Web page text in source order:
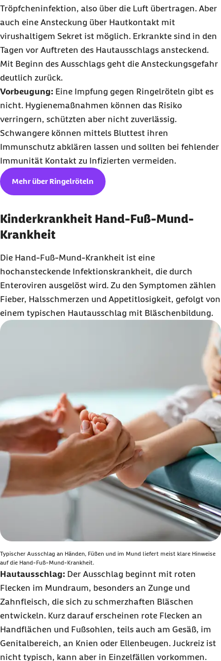
Tröpfcheninfektion, also über die Luft übertragen. Aber
auch eine Ansteckung über Hautkontakt mit
virushaltigem Sekret ist möglich. Erkrankte sind in den
Tagen vor Auftreten des Hautausschlags ansteckend.
Mit Beginn des Ausschlags geht die Ansteckungsgefahr
deutlich zurück.
Vorbeugung: Eine Impfung gegen Ringelröteln gibt es
nicht. Hygienemaßnahmen können das Risiko
verringern, schützten aber nicht zuverlässig.
Schwangere können mittels Bluttest ihren
Immunschutz abklären lassen und sollten bei fehlender
Immunität Kontakt zu Infizierten vermeiden.
Mehr über Ringelröteln
Kinderkrankheit Hand-Fuß-Mund-
Krankheit
Die Hand-Fuß-Mund-Krankheit ist eine
hochansteckende Infektionskrankheit, die durch
Enteroviren ausgelöst wird. Zu den Symptomen zählen
Fieber, Halsschmerzen und Appetitlosigkeit, gefolgt von
einem typischen Hautausschlag mit Bläschenbildung.
Typischer Ausschlag an Händen, Füßen und im Mund liefert meist klare Hinweise
auf die Hand-Fuß-Mund-Krankheit.
Hautausschlag: Der Ausschlag beginnt mit roten
Flecken im Mundraum, besonders an Zunge und
Zahnfleisch, die sich zu schmerzhaften Bläschen
entwickeln. Kurz darauf erscheinen rote Flecken an
Handflächen und Fußsohlen, teils auch am Gesäß, im
Genitalbereich, an Knien oder Ellenbeugen. Juckreiz ist
nicht typisch, kann aber in Einzelfällen vorkommen.